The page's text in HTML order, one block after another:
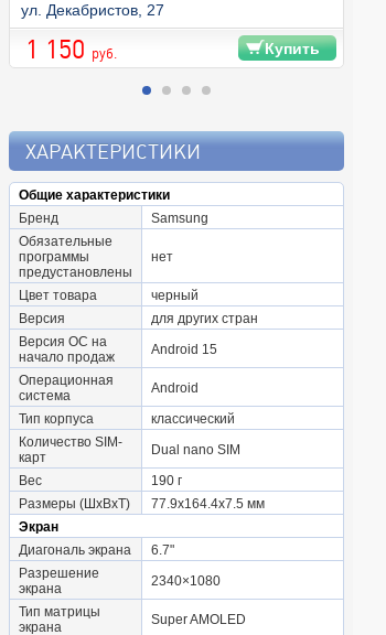
ул. Декабристов, 27
1 150 руб. Купить
ХАРАКТЕРИСТИКИ
Общие характеристики
Бренд
Samsung
Обязательные
программы
предустановлены
нет
Цвет товара
черный
Версия
для других стран
Версия ОС на
начало продаж
Android 15
Операционная
система
Android
Тип корпуса
классический
Количество SIM-
карт
Dual nano SIM
Вес
190 г
Размеры (ШxВxТ)
77.9x164.4x7.5 мм
Экран
Диагональ экрана
6.7"
Разрешение
экрана
2340×1080
Тип матрицы
экрана
Super AMOLED